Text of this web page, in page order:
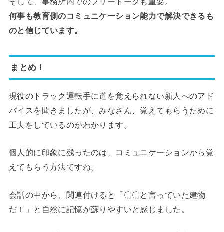
何事も教育側のコミュニケーション能力で解決できるも
のと信じています。
まとめ！
現役のトラック運転手に道を覚えられない新人へのアド
バイスを聞きましたが、みなさん、覚えてもらうために
工夫をしているのがわかります。
個人的に印象に残ったのは、コミュニケーションから覚
えてもらう方法ですね。
会話の中から、関連付けると「〇〇と言っていた建物
だ！」と自然に記憶が蘇りやすいと感じました。